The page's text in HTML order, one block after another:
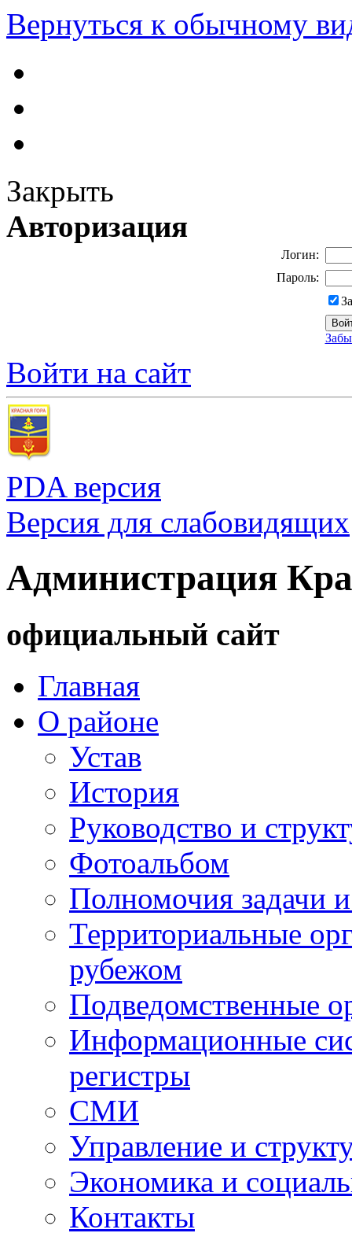
Вернуться к обычному
Закрыть
Авторизация
Логин:
Пароль:
Войти на сайт
PDA версия
Версия для слабовидящих
Администрация
официальный сайт
Главная
О районе
Устав
История
Руководство и
Фотоальбом
Полномочия задачи
Территориальные
рубежом
Подведомственные
Информационные
регистры
СМИ
Управление и
Экономика и
Контакты